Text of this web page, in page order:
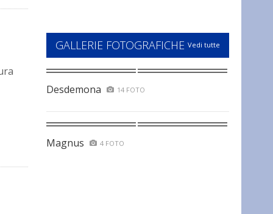
GALLERIE FOTOGRAFICHE Vedi tutte
Desdemona 14 FOTO
Magnus 4 FOTO